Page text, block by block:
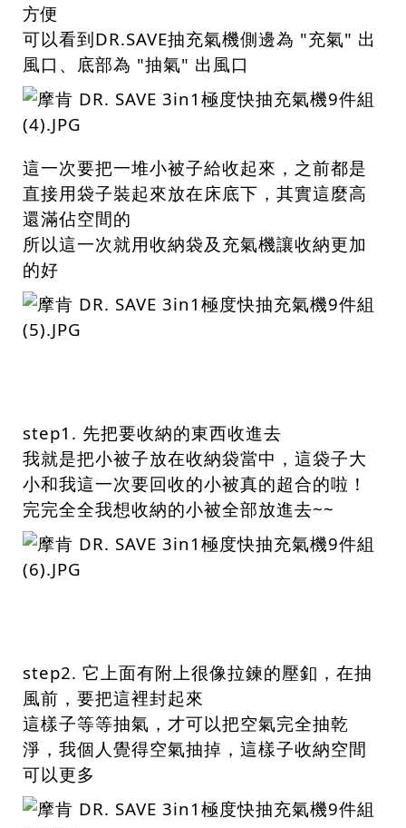
方便
可以看到DR.SAVE抽充氣機側邊為 "充氣" 出
風口、底部為 "抽氣" 出風口
這一次要把一堆小被子給收起來，之前都是
直接用袋子裝起來放在床底下，其實這麼高
還滿佔空間的
所以這一次就用收納袋及充氣機讓收納更加
的好
step1. 先把要收納的東西收進去
我就是把小被子放在收納袋當中，這袋子大
小和我這一次要回收的小被真的超合的啦！
完完全全我想收納的小被全部放進去~~
step2. 它上面有附上很像拉鍊的壓釦，在抽
風前，要把這裡封起來
這樣子等等抽氣，才可以把空氣完全抽乾
淨，我個人覺得空氣抽掉，這樣子收納空間
可以更多